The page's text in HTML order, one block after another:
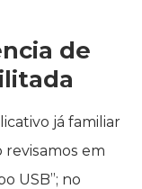
de
já familiar
revisamos em
USB”; no